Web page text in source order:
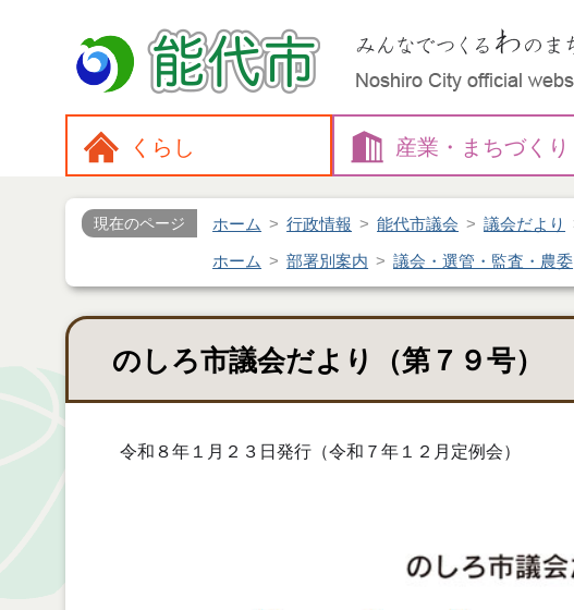
くらし 産業・ まちづくり
現在のページ ホーム 行政情報 能代市議会 議会だより
ホーム 部署別案内 議会・選管・監査・農委
のしろ市議会だより（第７９号）
令和８年１月２３日発行（令和７年１２月定例会）